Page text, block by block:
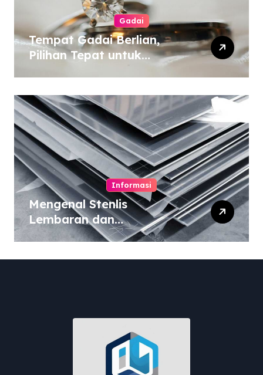
Gadai
Tempat Gadai Berlian,
Pilihan Tepat untuk
Informasi
Mengenal Stenlis
Lembaran dan
Komposisinya